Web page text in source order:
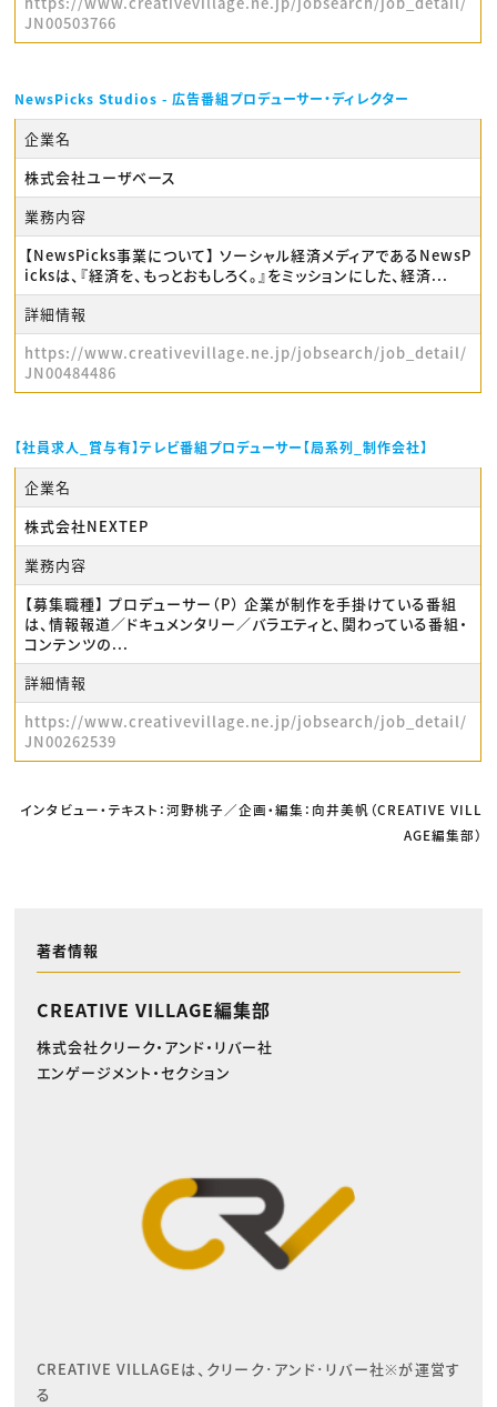
JN00503766
NewsPicks Studios - 広告番組プロデューサー・ディレクター
企業名
株式会社ユーザベース
業務内容
【NewsPicks事業について】 ソーシャル経済メディアであるNewsP
icksは、『経済を、もっとおもしろく。』をミッションにした、経済...
詳細情報
https://www.creativevillage.ne.jp/jobsearch/job_detail/
JN00484486
【社員求人_賞与有】テレビ番組プロデューサー【局系列_制作会社】
企業名
株式会社NEXTEP
業務内容
【募集職種】 プロデューサー（P） 企業が制作を手掛けている番組
は、情報報道／ドキュメンタリー／バラエティと、関わっている番組・
コンテンツの...
詳細情報
https://www.creativevillage.ne.jp/jobsearch/job_detail/
JN00262539
インタビュー・テキスト：河野桃子／企画・編集：向井美帆（CREATIVE VILL
AGE編集部）
著者情報
CREATIVE VILLAGE編集部
株式会社クリーク・アンド・リバー社
エンゲージメント・セクション
CREATIVE VILLAGEは、クリーク･アンド･リバー社※が運営す
る